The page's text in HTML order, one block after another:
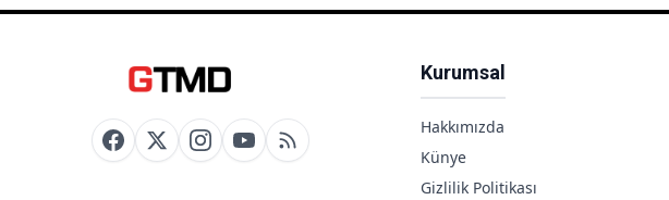
Kurumsal
Hakkımızda
Künye
Gizlilik Politikası